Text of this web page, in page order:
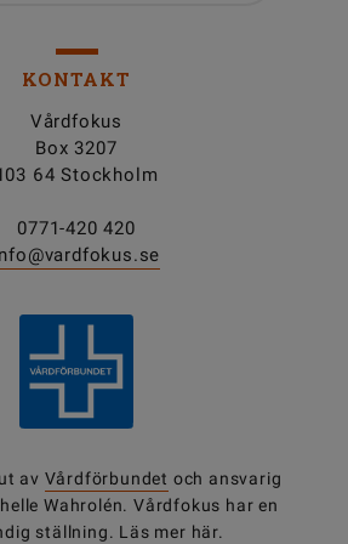
KONTAKT
Vårdfokus
Box 3207
64 Stockholm
0771-420 420
av Vårdförbundet och ansvarig
Wahrolén. Vårdfokus har en
ställning. Läs mer här.